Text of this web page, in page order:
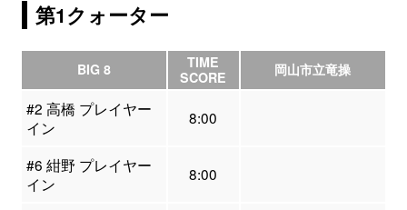
第1クォーター
BIG 8
TIME
SCORE
岡山市立竜操
#2 高橋 プレイヤー
イン
8:00
#6 紺野 プレイヤー
イン
8:00